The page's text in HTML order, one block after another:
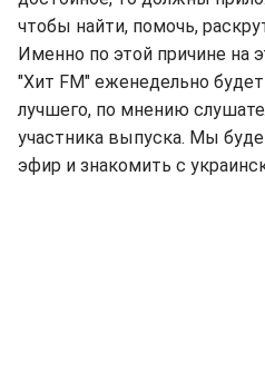
чтобы найти, помочь,
Именно по этой причине на
"Хит FM" еженедельно
лучшего, по мнению
участника выпуска. Мы
эфир и знакомить с